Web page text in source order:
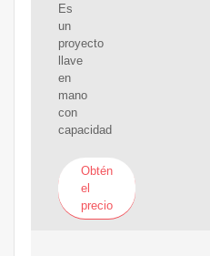
Es
un
proyecto
llave
en
mano
con
capacidad
Obtén
el
precio